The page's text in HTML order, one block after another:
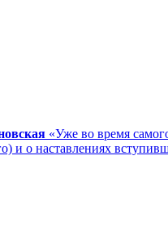
«Уже во время
и о наставлениях